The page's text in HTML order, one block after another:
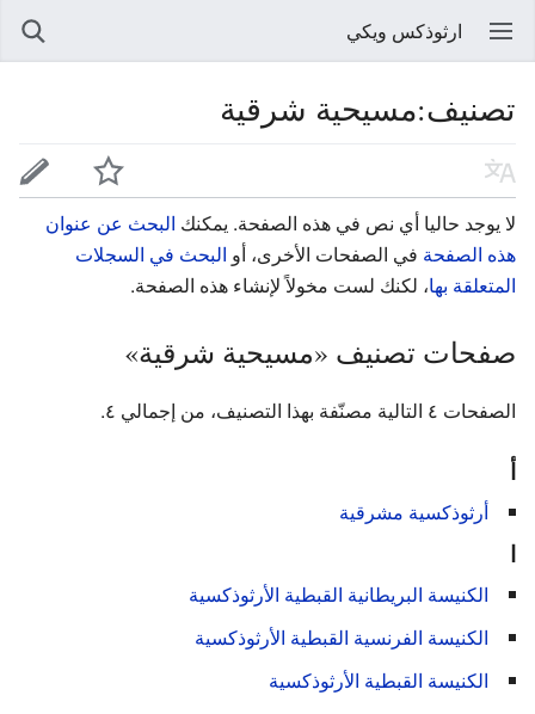
ارثوذكس ويكي
تصنيف:مسيحية شرقية
لا يوجد حاليا أي نص في هذه الصفحة. يمكنك البحث عن عنوان
هذه الصفحة في الصفحات الأخرى، أو البحث في السجلات
المتعلقة بها، لكنك لست مخولاً لإنشاء هذه الصفحة.
صفحات تصنيف «مسيحية شرقية»
الصفحات ٤ التالية مصنّفة بهذا التصنيف، من إجمالي ٤.
أ
أرثوذكسية مشرقية
ا
الكنيسة البريطانية القبطية الأرثوذكسية
الكنيسة الفرنسية القبطية الأرثوذكسية
الكنيسة القبطية الأرثوذكسية